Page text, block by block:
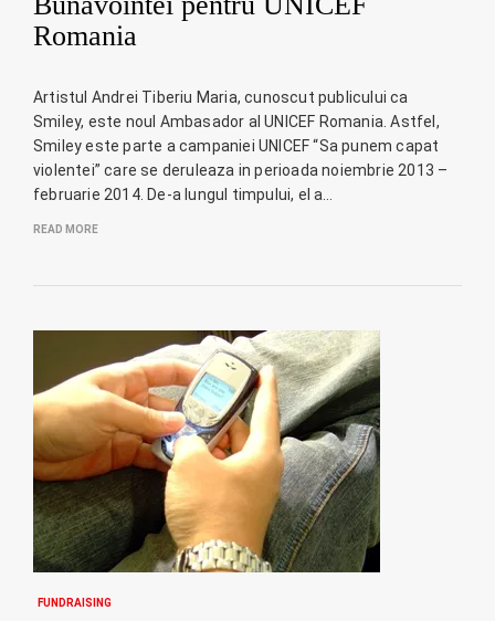
Romania
Artistul Andrei Tiberiu Maria, cunoscut publicului ca
Smiley, este noul Ambasador al UNICEF Romania. Astfel,
Smiley este parte a campaniei UNICEF “Sa punem capat
violentei” care se deruleaza in perioada noiembrie 2013 –
februarie 2014. De-a lungul timpului, el a…
READ MORE
FUNDRAISING